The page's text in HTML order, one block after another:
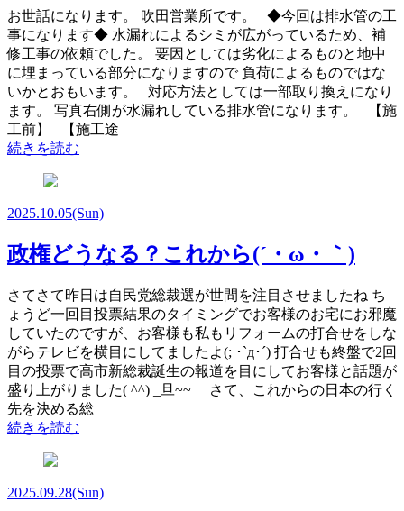
お世話になります。 吹田営業所です。 ◆今回は排水管の工
事になります◆ 水漏れによるシミが広がっているため、補
修工事の依頼でした。 要因としては劣化によるものと地中
に埋まっている部分になりますので 負荷によるものではな
いかとおもいます。 対応方法としては一部取り換えになり
ます。 写真右側が水漏れしている排水管になります。 【施
工前】 【施工途
続きを読む
2025.10.05(Sun)
政権どうなる？これから(´・ω・｀)
さてさて昨日は自民党総裁選が世間を注目させましたね ち
ょうど一回目投票結果のタイミングでお客様のお宅にお邪魔
していたのですが、お客様も私もリフォームの打合せをしな
がらテレビを横目にしてましたよ(; ･`д･´) 打合せも終盤で2回
目の投票で高市新総裁誕生の報道を目にしてお客様と話題が
盛り上がりました( ^^) _旦~~ さて、これからの日本の行く
先を決める総
続きを読む
2025.09.28(Sun)